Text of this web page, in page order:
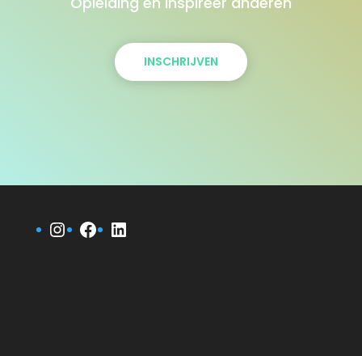
INSCHRIJVEN
Instagram
Facebook
LinkedIn